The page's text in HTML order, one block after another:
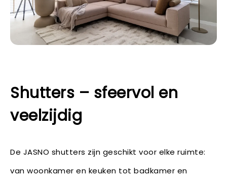
Shutters – sfeervol en
veelzijdig
De JASNO shutters zijn geschikt voor elke ruimte:
van woonkamer en keuken tot badkamer en